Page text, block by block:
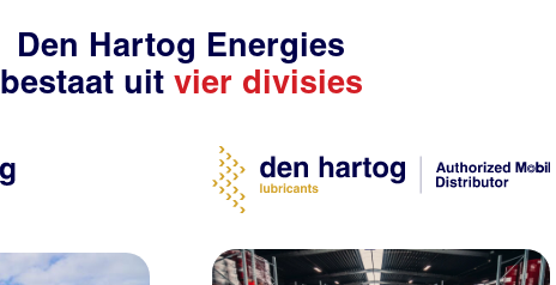
Den Hartog Energies
bestaat uit vier divisies